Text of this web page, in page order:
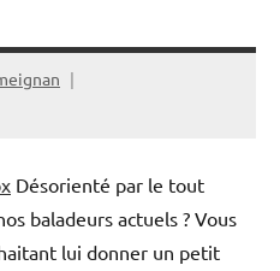
Désorienté par le tout
baladeurs actuels ? Vous
lui donner un petit